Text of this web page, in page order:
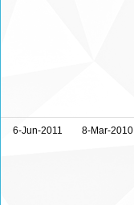
6-Jun-2011 8-Mar-2010